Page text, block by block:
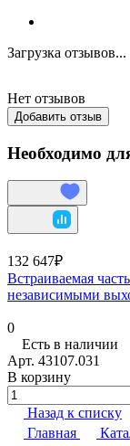
Загрузка отзывов...
Нет отзывов
Добавить отзыв
Необходимо
132 647₽
Встраиваемая
независимыми
0
Есть в наличии
Арт. 43107.031
В корзину
Назад к списку
Главная